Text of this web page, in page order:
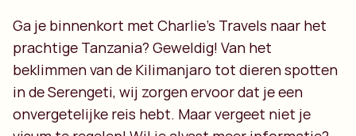
Ga je binnenkort met Charlie’s Travels naar het
prachtige Tanzania? Geweldig! Van het
beklimmen van de Kilimanjaro tot dieren spotten
in de Serengeti, wij zorgen ervoor dat je een
onvergetelijke reis hebt. Maar vergeet niet je